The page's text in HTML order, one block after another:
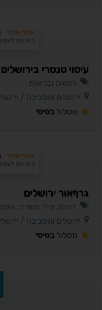
עיסוי טנטרי בירושלים
רפואה ובריאות
ירושלים והסביבה /
מסלול בסיסי
גרףאור ירושלים
דפוס, ציוד משרדי,
ירושלים והסביבה /
מסלול בסיסי